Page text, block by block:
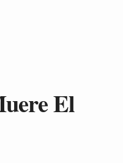
El